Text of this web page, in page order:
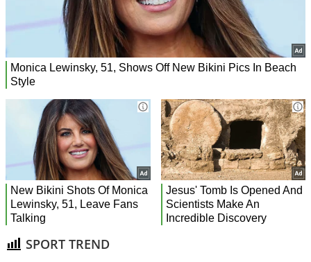
SPORT TREND